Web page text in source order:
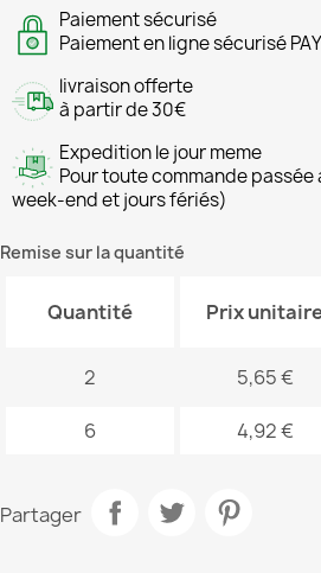
Paiement sécurisé
Paiement en ligne sécurisé
livraison offerte
à partir de 30€
Expedition le jour meme
Pour toute commande passée
week-end et jours fériés)
Remise sur la quantité
Quantité Prix
2 5,65 €
6 4,92 €
Partager